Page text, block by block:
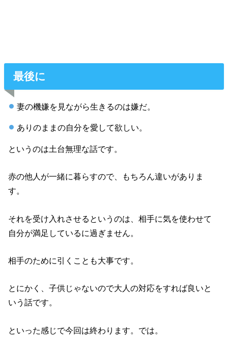
最後に
妻の機嫌を見ながら生きるのは嫌だ。
ありのままの自分を愛して欲しい。
というのは土台無理な話です。
赤の他人が一緒に暮らすので、もちろん違いがありま
す。
それを受け入れさせるというのは、相手に気を使わせて
自分が満足しているに過ぎません。
相手のために引くことも大事です。
とにかく、子供じゃないので大人の対応をすれば良いと
いう話です。
といった感じで今回は終わります。では。